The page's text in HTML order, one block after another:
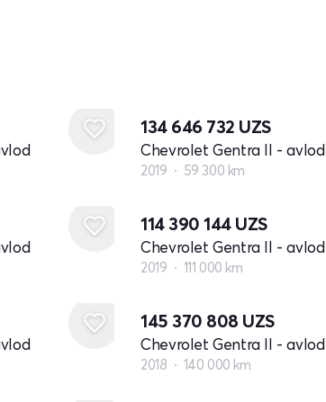
134 646 732 UZS
Chevrolet Gentra II - avlod
2019 59 300 km
114 390 144 UZS
Chevrolet Gentra II - avlod
2019 111 000 km
145 370 808 UZS
Chevrolet Gentra II - avlod
2018 140 000 km